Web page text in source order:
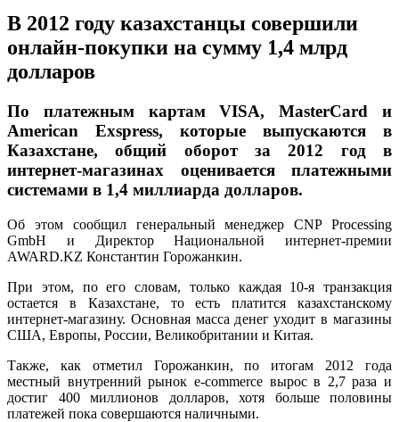
В 2012 году казахстанцы совершили
онлайн-покупки на сумму 1,4 млрд
долларов
По платежным картам VISA, MasterCard и
American Exspress, которые выпускаются в
Казахстане, общий оборот за 2012 год в
интернет-магазинах оценивается платежными
системами в 1,4 миллиарда долларов.
Об этом сообщил генеральный менеджер CNP Processing
GmbH и Директор Национальной интернет-премии
AWARD.KZ Константин Горожанкин.
При этом, по его словам, только каждая 10-я транзакция
остается в Казахстане, то есть платится казахстанскому
интернет-магазину. Основная масса денег уходит в магазины
США, Европы, России, Великобритании и Китая.
Также, как отметил Горожанкин, по итогам 2012 года
местный внутренний рынок e-commerce вырос в 2,7 раза и
достиг 400 миллионов долларов, хотя больше половины
платежей пока совершаются наличными.